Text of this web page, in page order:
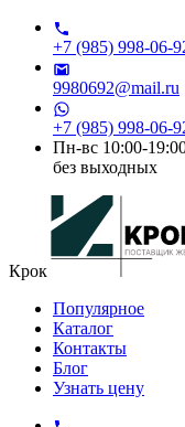
+7 (985) 998-06-
9980692@mail.ru
+7 (985) 998-06-
Пн-вс 10:00-
без выходных
Крок
Популярное
Каталог
Контакты
Блог
Узнать цену